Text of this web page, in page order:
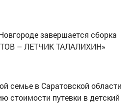
завершается сборка
– ЛЕТЧИК ТАЛАЛИХИН»
семье в Саратовской области
стоимости путевки в детский